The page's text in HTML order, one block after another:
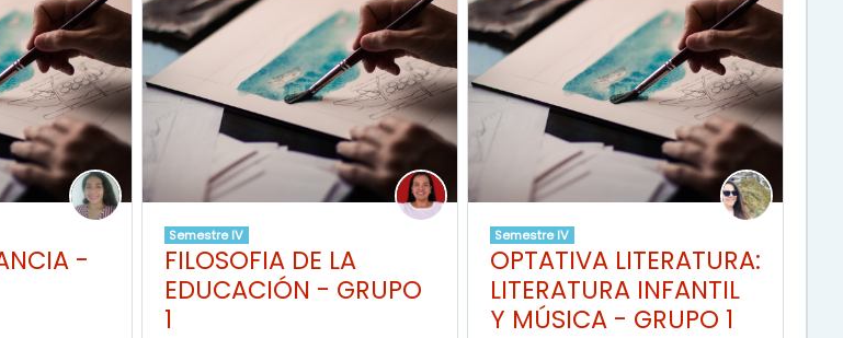
-
Semestre IV
FILOSOFIA DE LA
EDUCACIÓN - GRUPO
1
Semestre IV
OPTATIVA LITERATURA:
LITERATURA INFANTIL
Y MÚSICA - GRUPO 1